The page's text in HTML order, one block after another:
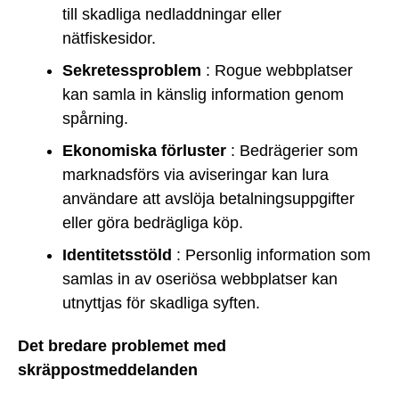
till skadliga nedladdningar eller
nätfiskesidor.
Sekretessproblem : Rogue webbplatser
kan samla in känslig information genom
spårning.
Ekonomiska förluster : Bedrägerier som
marknadsförs via aviseringar kan lura
användare att avslöja betalningsuppgifter
eller göra bedrägliga köp.
Identitetsstöld : Personlig information som
samlas in av oseriösa webbplatser kan
utnyttjas för skadliga syften.
Det bredare problemet med
skräppostmeddelanden